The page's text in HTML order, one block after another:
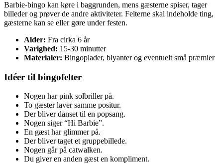
Barbie-bingo kan køre i baggrunden, mens gæsterne spiser, tager
billeder og prøver de andre aktiviteter. Felterne skal indeholde ting,
gæsterne kan se eller gøre under festen.
Alder: Fra cirka 6 år
Varighed: 15-30 minutter
Materialer: Bingoplader, blyanter og eventuelt små præmier
Idéer til bingofelter
Nogen har pink solbriller på.
To gæster laver samme positur.
Der bliver danset til en popsang.
Nogen siger “Hi Barbie”.
En gæst har glimmer på.
Der bliver taget et gruppebillede.
Nogen går på catwalken.
Du giver en anden gæst en kompliment.